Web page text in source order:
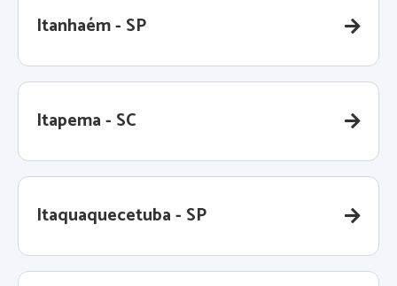
Itanhaém - SP
Itapema - SC
Itaquaquecetuba - SP